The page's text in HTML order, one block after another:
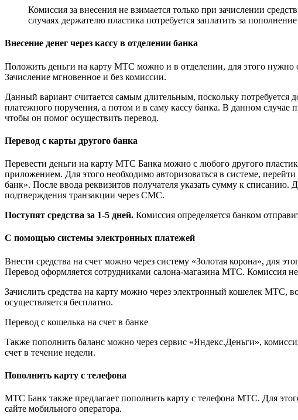
Комиссия за внесения не взимается только при зачислении
случаях держателю пластика потребуется заплатить за
Внесение денег через кассу в отделении банка
Положить деньги на карту МТС можно и в отделении, для этого нужно
Зачисление мгновенное и без комиссии.
Данный вариант считается самым длительным, поскольку потребуется
платежного поручения, а потом и в саму кассу банка. В данном случае
чтобы он помог осуществить перевод.
Перевод с карты другого банка
Перевести деньги на карту МТС Банка можно с любого другого
приложением. Для этого необходимо авторизоваться в системе,
банк». После ввода реквизитов получателя указать сумму к списанию.
подтверждения транзакции через СМС.
Поступят средства за 1-5 дней. Комиссия определяется банком
С помощью системы электронных платежей
Внести средства на счет можно через систему «Золотая корона», для
Перевод оформляется сотрудниками салона-магазина МТС. Комиссия не
Зачислить средства на карту можно через электронный кошелек МТС,
осуществляется бесплатно.
Перевод с кошелька на счет в банке
Также пополнить баланс можно через сервис «Яндекс.Деньги»,
счет в течение недели.
Пополнить карту с телефона
МТС Банк также предлагает пополнить карту с телефона МТС. Для
сайте мобильного оператора.